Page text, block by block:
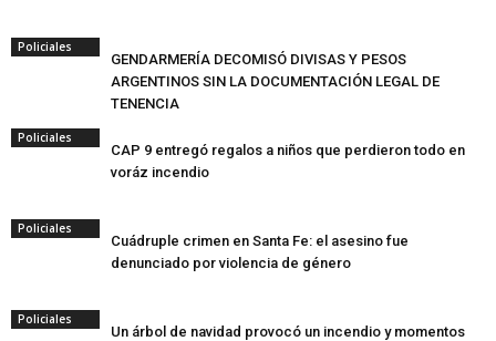
Policiales
GENDARMERÍA DECOMISÓ DIVISAS Y PESOS
ARGENTINOS SIN LA DOCUMENTACIÓN LEGAL DE
TENENCIA
Policiales
CAP 9 entregó regalos a niños que perdieron todo en
voráz incendio
Policiales
Cuádruple crimen en Santa Fe: el asesino fue
denunciado por violencia de género
Policiales
Un árbol de navidad provocó un incendio y momentos